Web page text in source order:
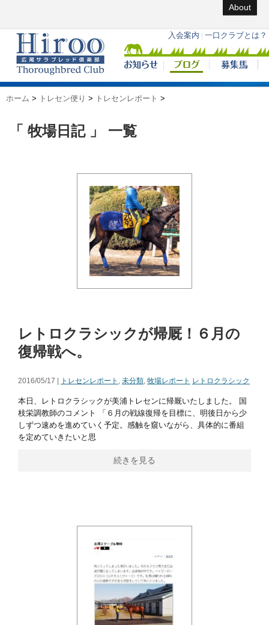
About
ホーム > トレセン便り > トレセンレポート >
「 牧場日記 」 一覧
レトロクラシックが帰厩！６月の
復帰戦へ。
2016/05/17 | トレセンレポート , 未分類, 牧場レポート レトロクラシック
本日、レトロクラシックが美浦トレセンに帰厩いたしました。 国
枝栄調教師のコメント 「６月の戦線復帰を目標に、明後日から少
しずつ速めを進めていく予定。感触を窺いながら、具体的に番組
を定めていきたいと思
続きを見る